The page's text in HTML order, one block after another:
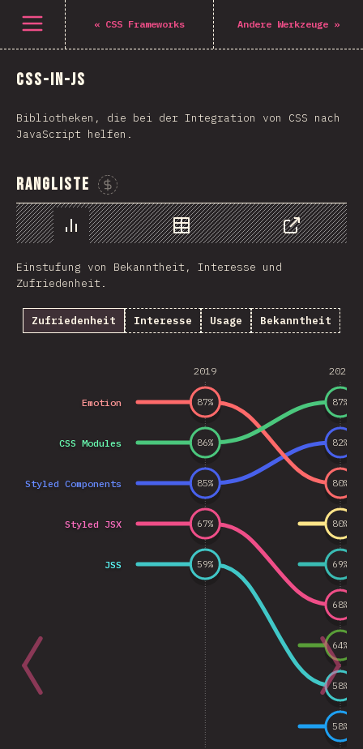
Öffne Menü « CSS Frameworks Andere Werkzeuge »
CSS-in-JS
Bibliotheken, die bei der Integration von CSS nach
JavaScript helfen.
Rangliste
Sponsor This Chart
Chart Data
Share
Einstufung von Bekanntheit, Interesse und
Zufriedenheit.
Zufriedenheit Interesse Usage Bekanntheit
2019 2020
Styled Components
JSS
Styled JSX
Emotion
CSS Modules
85%
82%
59%
58%
67%
68%
87%
80%
86%
87%
80%
69%
64%
58%
Navigated to The State of CSS 2021